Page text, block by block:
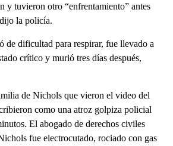
y tuvieron otro “enfrentamiento” antes
la policía.
de dificultad para respirar, fue llevado a
crítico y murió tres días después,
de Nichols que vieron el video del
como una atroz golpiza policial
El abogado de derechos civiles
fue electrocutado, rociado con gas